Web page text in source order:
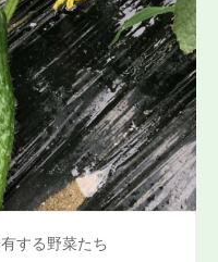
する野菜たち